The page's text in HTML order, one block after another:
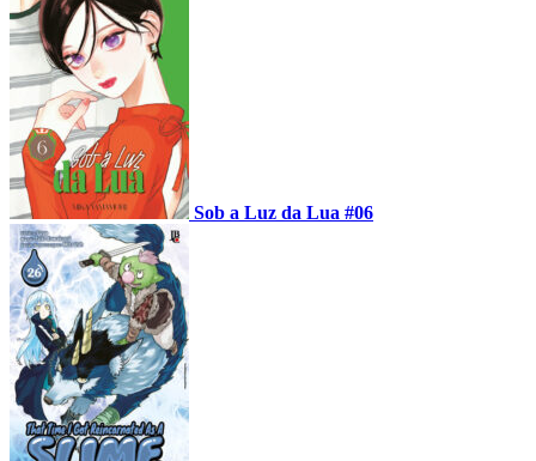
Sob a Luz da Lua #06